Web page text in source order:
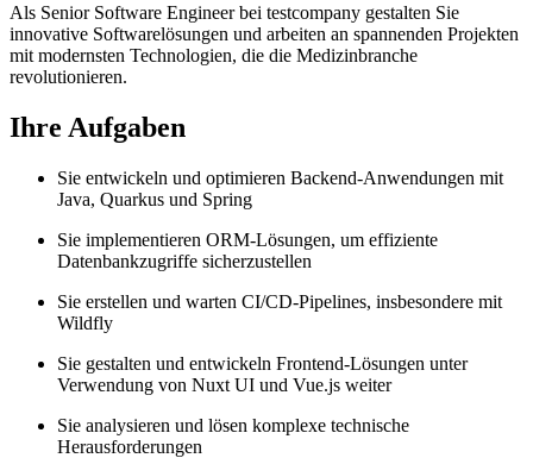
Als Senior Software Engineer bei testcompany gestalten Sie
innovative Softwarelösungen und arbeiten an spannenden Projekten
mit modernsten Technologien, die die Medizinbranche
revolutionieren.
Ihre Aufgaben
Sie entwickeln und optimieren Backend-Anwendungen mit
Java, Quarkus und Spring
Sie implementieren ORM-Lösungen, um effiziente
Datenbankzugriffe sicherzustellen
Sie erstellen und warten CI/CD-Pipelines, insbesondere mit
Wildfly
Sie gestalten und entwickeln Frontend-Lösungen unter
Verwendung von Nuxt UI und Vue.js weiter
Sie analysieren und lösen komplexe technische
Herausforderungen